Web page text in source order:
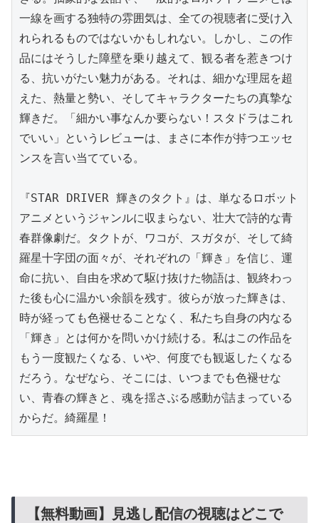
一線を画する独特の雰囲気は、全ての視聴者に受け入
れられるものではないかもしれない。しかし、この作
品にはそうした障壁を乗り越えて、観る者を惹きつけ
る、抗いがたい魅力がある。それは、細かな理屈を超
えた、熱量と勢い、そしてキャラクターたちの真摯な
輝きだ。「細かい事なんか要らない！スタドラはこれ
でいい」というレビューは、まさに本作が持つエッセ
ンスを言い当てている。
『STAR DRIVER 輝きのタクト』は、単なるロボット
アニメというジャンルに収まらない、壮大で詩的な青
春群像劇だ。タクトが、ワコが、スガタが、そして綺
羅星十字団の面々が、それぞれの「輝き」を信じ、運
命に抗い、自由を求めて駆け抜けた物語は、観終わっ
た後も心に温かい余韻を残す。彼らが放った輝きは、
時が経っても色褪せることなく、私たち自身の内なる
「輝き」とは何かを問いかけ続ける。私はこの作品を
もう一度観たくなる、いや、何度でも観返したくなる
だろう。なぜなら、そこには、いつまでも色褪せな
い、青春の輝きと、魂を揺さぶる感動が詰まっている
からだ。綺羅星！
【無料動画】見逃し配信の視聴はどこで